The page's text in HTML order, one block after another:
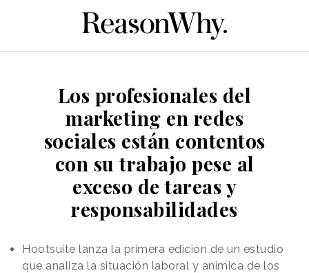
Los profesionales del
marketing en redes
sociales están contentos
con su trabajo pese al
exceso de tareas y
responsabilidades
Hootsuite lanza la primera edición de un estudio
que analiza la situación laboral y anímica de los